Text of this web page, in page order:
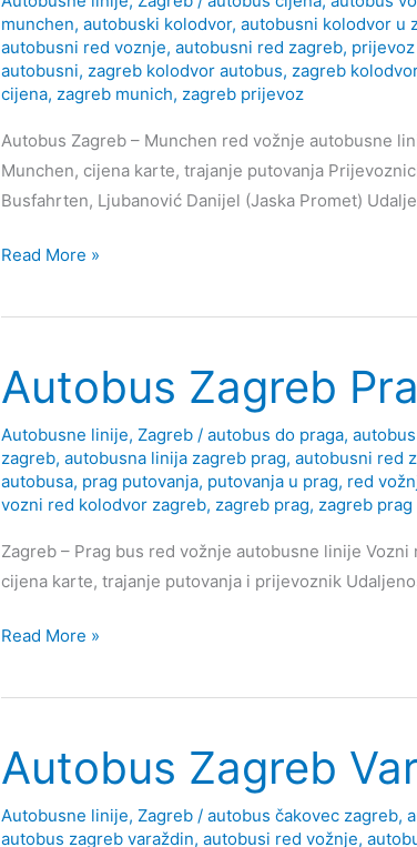
munchen, autobuski kolodvor, autobusni kolodvor u
autobusni red voznje, autobusni red zagreb,
autobusni, zagreb kolodvor autobus, zagreb
cijena, zagreb munich, zagreb prijevoz
Autobus Zagreb – Munchen red vožnje autobusne
Munchen, cijena karte, trajanje putovanja
Busfahrten, Ljubanović Danijel (Jaska Promet)
Autobus
Munchen
Read More »
Autobus Zagreb
Autobusne linije, Zagreb / autobus do praga,
zagreb, autobusna linija zagreb prag, autobusni red
autobusa, prag putovanja, putovanja u prag, red
vozni red kolodvor zagreb, zagreb prag, zagreb
Zagreb – Prag bus red vožnje autobusne linije
cijena karte, trajanje putovanja i prijevoznik
Autobus
Prag
Read More »
Autobus Zagreb
Autobusne linije, Zagreb / autobus čakovec zagreb,
autobus zagreb varaždin, autobusi red vožnje,